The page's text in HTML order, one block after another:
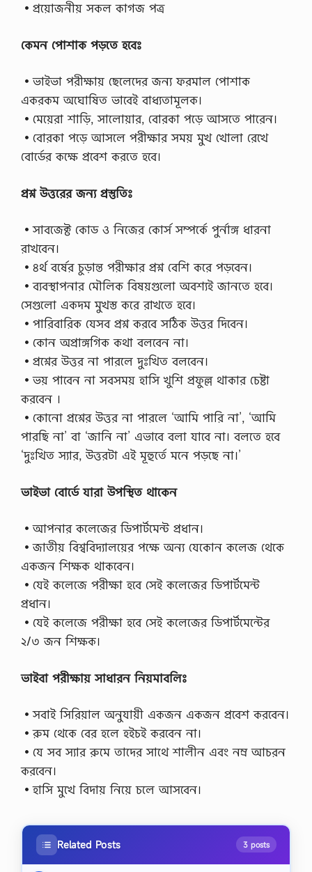
•প্রয়োজনীয় সকল কাগজ পত্র
কেমন পোশাক পড়তে হবেঃ
•ভাইভা পরীক্ষায় ছেলেদের জন্য ফরমাল পোশাক
একরকম অঘোষিত ভাবেই বাধ্যতামূলক।
•মেয়েরা শাড়ি, সালোয়ার, বোরকা পড়ে আসতে পারেন।
•বোরকা পড়ে আসলে পরীক্ষার সময় মুখ খোলা রেখে
বোর্ডের কক্ষে প্রবেশ করতে হবে।
প্রশ্ন উত্তরের জন্য প্রস্তুতিঃ
•সাবজেক্ট কোড ও নিজের কোর্স সম্পর্কে পুর্নাঙ্গ ধারনা
রাখবেন।
•৪র্থ বর্ষের চুড়ান্ত পরীক্ষার প্রশ্ন বেশি করে পড়বেন।
•ব্যবস্থাপনার মৌলিক বিষয়গুলো অবশ্যই জানতে হবে।
সেগুলো একদম মুখস্ত করে রাখতে হবে।
•পারিবারিক যেসব প্রশ্ন করবে সঠিক উত্তর দিবেন।
•কোন অপ্রাঙ্গগিক কথা বলবেন না।
•প্রশ্নের উত্তর না পারলে দুঃখিত বলবেন।
•ভয় পাবেন না সবসময় হাসি খুশি প্রফুল্ল থাকার চেষ্টা
করবেন ।
•কোনো প্রশ্নের উত্তর না পারলে ‘আমি পারি না’, ‘আমি
পারছি না’ বা ‘জানি না’ এভাবে বলা যাবে না। বলতে হবে
‘দুঃখিত স্যার, উত্তরটা এই মূহুর্তে মনে পড়ছে না।’
ভাইভা বোর্ডে যারা উপস্থিত থাকেন
•আপনার কলেজের ডিপার্টমেন্ট প্রধান।
•জাতীয় বিশ্ববিদ্যালয়ের পক্ষে অন্য যেকোন কলেজ থেকে
একজন শিক্ষক থাকবেন।
•যেই কলেজে পরীক্ষা হবে সেই কলেজের ডিপার্টমেন্ট
প্রধান।
•যেই কলেজে পরীক্ষা হবে সেই কলেজের ডিপার্টমেন্টের
২/৩ জন শিক্ষক।
ভাইবা পরীক্ষায় সাধারন নিয়মাবলিঃ
•সবাই সিরিয়াল অনুযায়ী একজন একজন প্রবেশ করবেন।
•রুম থেকে বের হলে হইচই করবেন না।
•যে সব স্যার রুমে তাদের সাথে শালীন এবং নম্র আচরন
করবেন।
•হাসি মুখে বিদায় নিয়ে চলে আসবেন।
Related Posts 3 posts